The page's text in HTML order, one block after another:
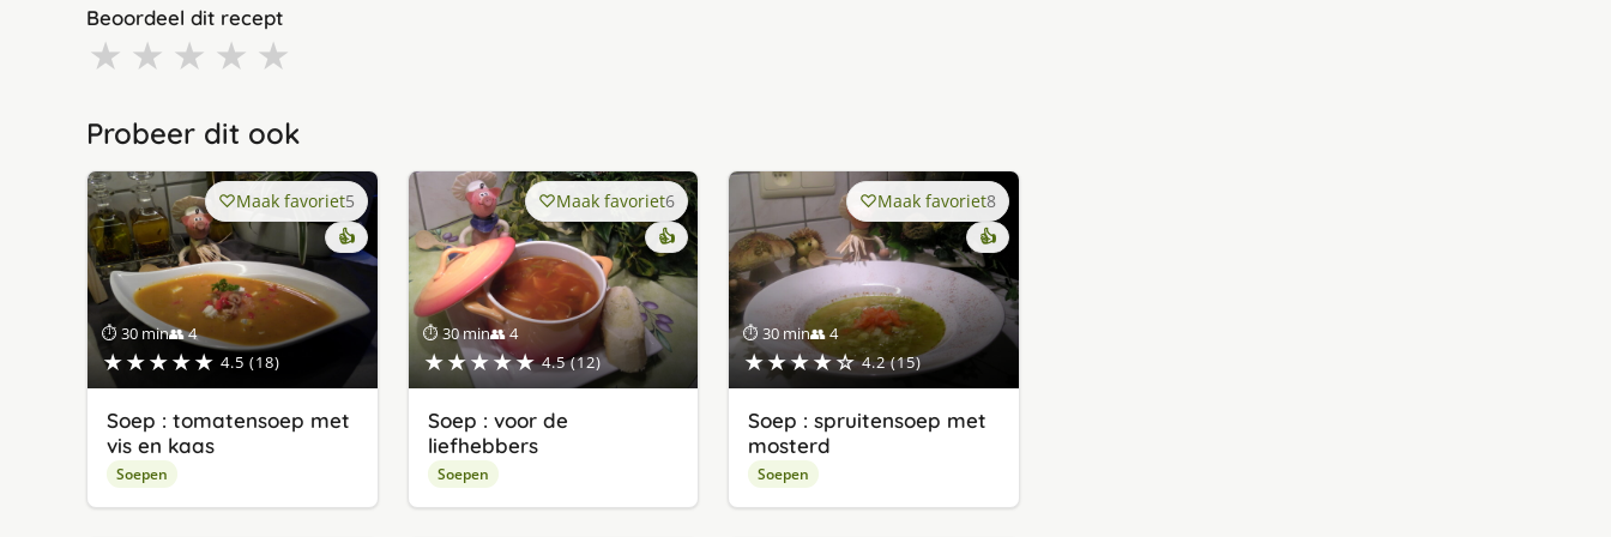
Beoordeel dit recept
★ ★ ★ ★ ★
Probeer dit ook
⏱ 30 min👥 4
★★★★★ 4.5 (18)
Maak favoriet5
👍
Soep : tomatensoep met
vis en kaas
Soepen
⏱ 30 min👥 4
★★★★★ 4.5 (12)
Maak favoriet6
👍
Soep : voor de
liefhebbers
Soepen
⏱ 30 min👥 4
★★★★☆ 4.2 (15)
Maak favoriet8
👍
Soep : spruitensoep met
mosterd
Soepen